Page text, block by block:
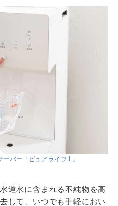
バー「ピュアライフ L」
道水に含まれる不純物を高
して、いつでも手軽におい